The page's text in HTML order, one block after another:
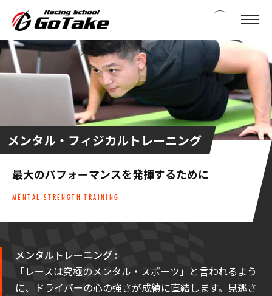
メンタル・フィジカルトレーニング
最大のパフォーマンスを発揮するために
MENTAL STRENGTH TRAINING
メンタルトレーニング :
「レースは究極のメンタル・スポーツ」と言われるよう
に、ドライバーの心の強さが成績に直結します。見逃さ